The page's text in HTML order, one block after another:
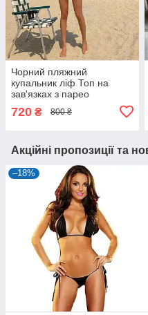
Чорний пляжний
купальник ліф Топ на
зав'язках з парео
720 ₴ 800 ₴
Акційні пропозиції та
–18%